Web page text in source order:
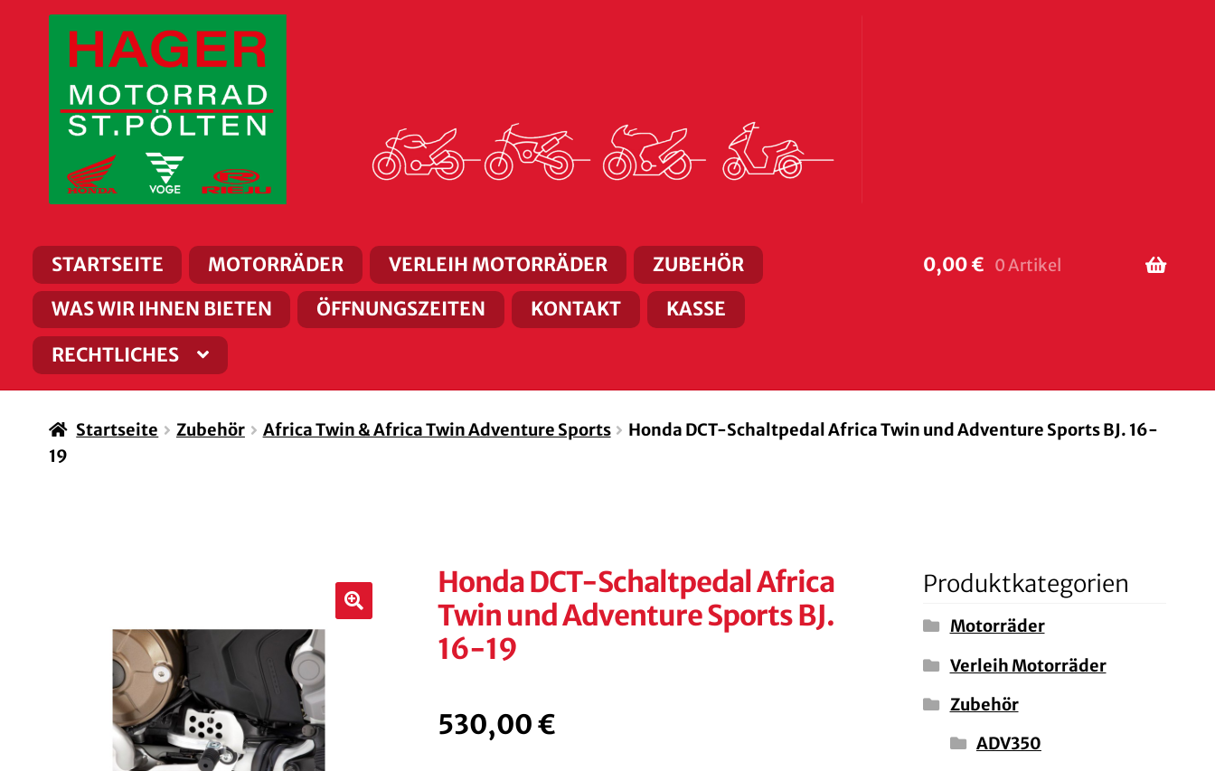
Zur
Navigation
springen
Zum
Inhalt
springen
STARTSEITE MOTORRÄDER VERLEIH MOTORRÄDER
ZUBEHÖR
WAS WIR IHNEN BIETEN
ÖFFNUNGSZEITEN KONTAKT
KASSE
RECHTLICHES
0,00€ 0 Artikel
Startseite Zubehör Africa Twin & Africa Twin Adventure Sports
Honda DCT-Schaltpedal Africa Twin und Adventure Sports BJ. 16-
19
Honda DCT-Schaltpedal Africa
Twin und Adventure Sports BJ.
16-19
530,00€
Produktkategorien
Motorräder
Verleih Motorräder
Zubehör
ADV350